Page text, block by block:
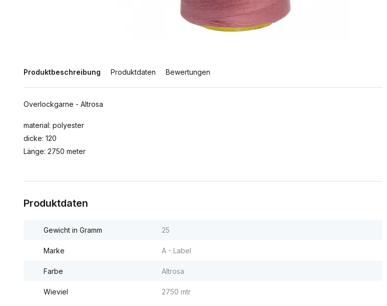
Produktbeschreibung Produktdaten Bewertungen
Overlockgarne - Altrosa
material: polyester
dicke: 120
Länge: 2750 meter
Produktdaten
Gewicht in Gramm 25
Marke A - Label
Farbe Altrosa
Wieviel 2750 mtr